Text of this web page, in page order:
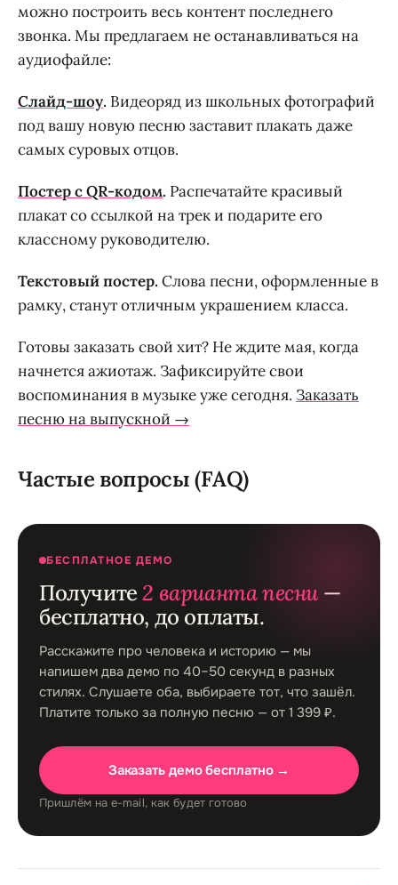
можно построить весь контент последнего
звонка. Мы предлагаем не останавливаться на
аудиофайле:
Слайд-шоу. Видеоряд из школьных фотографий
под вашу новую песню заставит плакать даже
самых суровых отцов.
Постер с QR-кодом. Распечатайте красивый
плакат со ссылкой на трек и подарите его
классному руководителю.
Текстовый постер. Слова песни, оформленные в
рамку, станут отличным украшением класса.
Готовы заказать свой хит? Не ждите мая, когда
начнется ажиотаж. Зафиксируйте свои
воспоминания в музыке уже сегодня. Заказать
песню на выпускной →
Частые вопросы (FAQ)
БЕСПЛАТНОЕ ДЕМО
Получите2 варианта песни —
бесплатно, до оплаты.
Расскажите про человека и историю — мы
напишем два демо по 40–50 секунд в разных
стилях. Слушаете оба, выбираете тот, что зашёл.
Платите только за полную песню — от 1 399 ₽.
Заказать демо бесплатно →
Пришлём на e-mail, как будет готово